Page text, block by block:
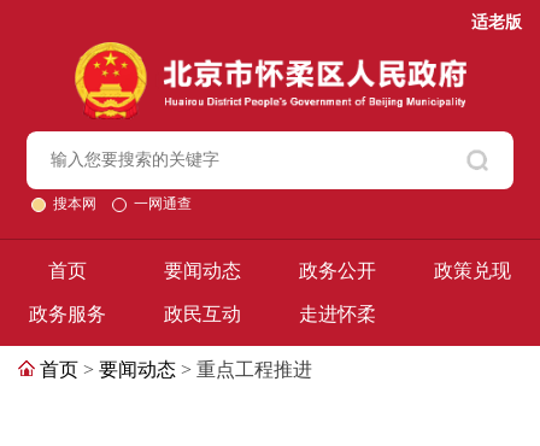
适老版
搜本网 一网通查
首页 要闻动态 政务公开 政策兑现
政务服务 政民互动 走进怀柔
首页 > 要闻动态 > 重点工程推进